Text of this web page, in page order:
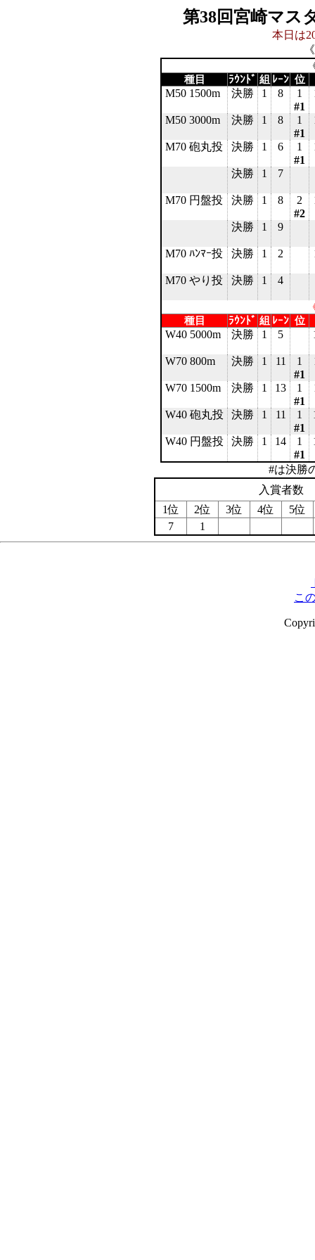
第38回宮崎マス
本日は
種目 ﾗｳﾝﾄﾞ 組 ﾚｰﾝ 位
M50 1500m 決勝 1 8
1
#1
M50 3000m 決勝 1 8
1
#1
M70 砲丸投 決勝 1 6
1
#1
決勝 1 7
M70 円盤投 決勝 1 8
2
#2
決勝 1 9
M70 ﾊﾝﾏｰ投 決勝 1 2
M70 やり投 決勝 1 4
種目 ﾗｳﾝﾄﾞ 組 ﾚｰﾝ 位
W40 5000m 決勝 1 5
W70 800m 決勝 1 11
1
#1
W70 1500m 決勝 1 13
1
#1
W40 砲丸投 決勝 1 11
1
#1
W40 円盤投 決勝 1 14
1
#1
#は決勝
入賞者数
1位
2位 3位 4位
5位
7
1
こ